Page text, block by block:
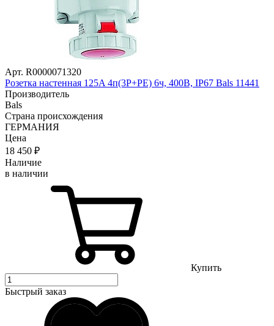
Арт. R0000071320
Розетка настенная 125A 4п(3P+PE) 6ч, 400В, IP67 Bals 11441
Производитель
Bals
Страна происхождения
ГЕРМАНИЯ
Цена
18 450 ₽
Наличие
в наличии
Купить
Быстрый заказ